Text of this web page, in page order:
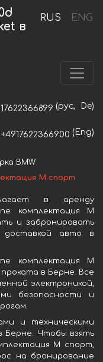
RUS ENG
в
(рус, De)
+4917622366900 (Eng)
BMW
М спорт
в аренду
комплектация М
и забронировать
авто в
комплектация М
в Берне. Все
электроникой,
безопасности и
и техническими
Берне. Чтобы взять
М спорт,
на бронирование